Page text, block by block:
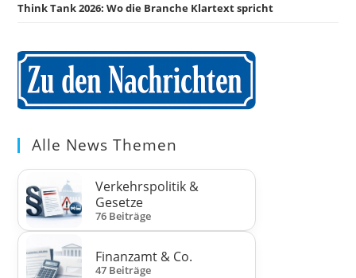
Think Tank 2026: Wo die Branche Klartext spricht
Alle News Themen
Verkehrspolitik &
Gesetze
76 Beiträge
Finanzamt & Co.
47 Beiträge